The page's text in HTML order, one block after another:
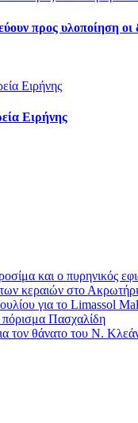
προς υλοποίηση
Ειρήνης
και ο πυρηνικός
κεραιών στο Ακρωτήρι
για το Limassol
πόρισμα Πασχαλίδη
τον θάνατο του Ν.